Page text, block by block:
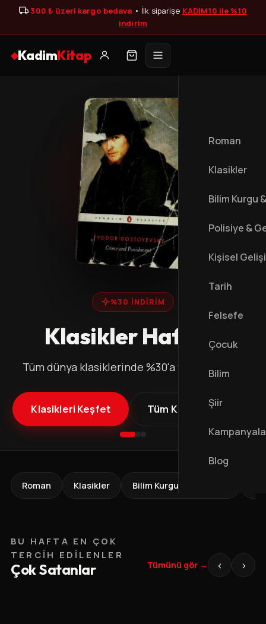
300 ₺ üzeri kargo bedava • İlk siparişe KADIM10 ile %10
indirim
◆KadimKitap
Roman
Klasikler
Bilim Kurgu
Polisiye &
Kişisel
Tarih
Felsefe
Çocuk
Bilim
Şiir
Blog
%30 İNDİRİM
Klasikler Haftası
Tüm dünya klasiklerinde %30'a varan indirim
Klasikleri Keşfet Tüm Kampanyalar
Roman Klasikler Bilim Kurgu & Fantastik
BU HAFTA EN ÇOK
TERCIH EDILENLER
Çok Satanlar Tümünü gör → ‹ ›